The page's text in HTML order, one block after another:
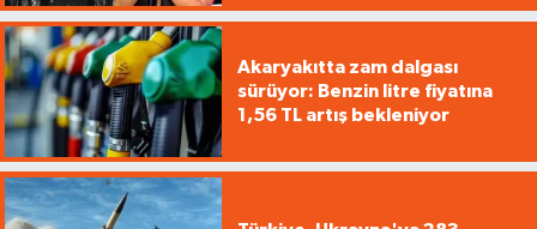
Akaryakıtta zam dalgası
sürüyor: Benzin litre fiyatına
1,56 TL artış bekleniyor